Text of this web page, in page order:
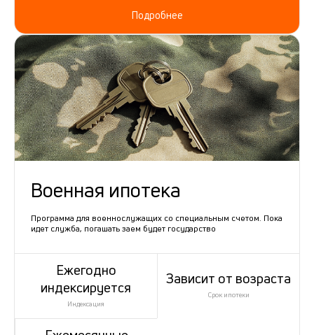
Подробнее
Военная ипотека
Программа для военнослужащих со специальным счетом. Пока
идет служба, погашать заем будет государство
Ежегодно
индексируется
Индексация
Зависит от возраста
Срок ипотеки